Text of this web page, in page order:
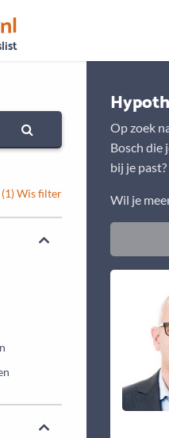
zijn gecontroleerd
(1) Wis filter
Op zoek
Bosch die
bij je
Wil je